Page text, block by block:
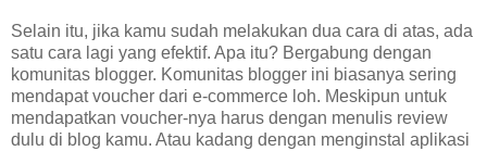
Selain itu, jika kamu sudah melakukan dua cara di atas, ada
satu cara lagi yang efektif. Apa itu? Bergabung dengan
komunitas blogger. Komunitas blogger ini biasanya sering
mendapat voucher dari e-commerce loh. Meskipun untuk
mendapatkan voucher-nya harus dengan menulis review
dulu di blog kamu. Atau kadang dengan menginstal aplikasi